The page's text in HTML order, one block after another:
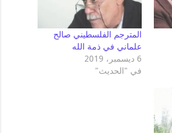
المترجم الفلسطيني صالح
علماني في ذمة الله
6 ديسمبر، 2019
في "الحديث"